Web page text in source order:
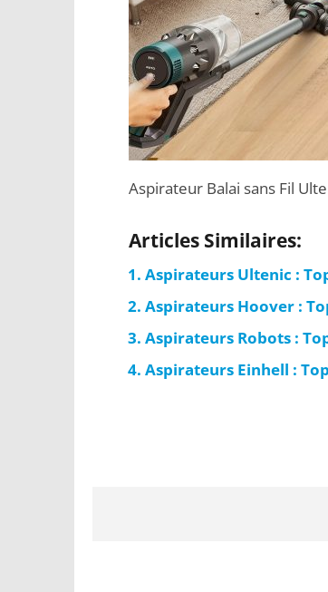
Aspirateur Balai sans Fil
Articles Similaires:
Aspirateurs Ultenic :
Aspirateurs Hoover :
Aspirateurs Robots :
Aspirateurs Einhell :